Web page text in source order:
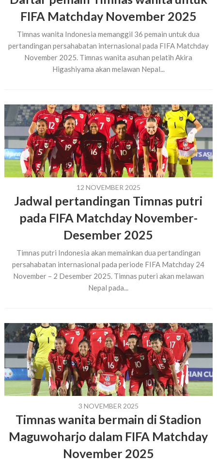
FIFA Matchday November 2025
Timnas wanita Indonesia memanggil 36 pemain untuk dua
pertandingan persahabatan internasional pada FIFA Matchday
November 2025. Timnas wanita asuhan pelatih Akira
Higashiyama akan melawan Nepal...
12 NOVEMBER 2025
Jadwal pertandingan Timnas putri
pada FIFA Matchday November-
Desember 2025
Timnas putri Indonesia akan memainkan dua pertandingan
persahabatan internasional pada periode FIFA Matchday 24
November – 2 Desember 2025. Timnas puteri akan melawan
Nepal pada...
3 NOVEMBER 2025
Timnas wanita bermain di Stadion
Maguwoharjo dalam FIFA Matchday
November 2025